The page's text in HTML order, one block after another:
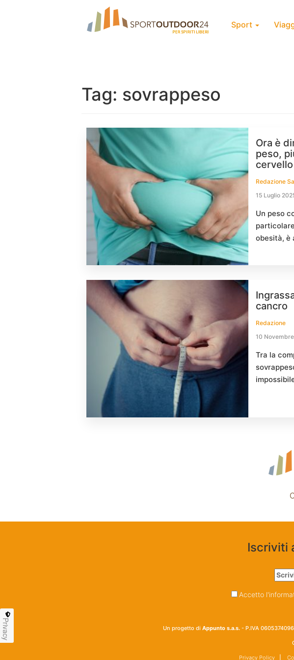
Sport
Tag: sovrappeso
Ora è
peso,
cervello
Redazione
15 Luglio
Un peso
obesità, è
cancro
Redazione
10
Tra la
Iscriviti
Accetto
Un progetto di Appunto s.a.s. - P.IVA
Privacy Policy|
Privacy